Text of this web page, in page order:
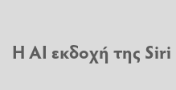
Η ΑΙ εκδοχή της Siri